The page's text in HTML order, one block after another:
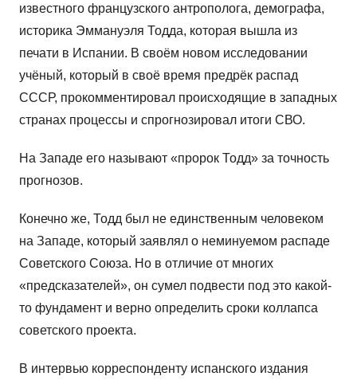
известного французского антрополога, демографа,
историка Эммануэля Тодда, которая вышла из
печати в Испании. В своём новом исследовании
учёный, который в своё время предрёк распад
СССР, прокомментировал происходящие в западных
странах процессы и спрогнозировал итоги СВО.
На Западе его называют «пророк Тодд» за точность
прогнозов.
Конечно же, Тодд был не единственным человеком
на Западе, который заявлял о неминуемом распаде
Советского Союза. Но в отличие от многих
«предсказателей», он сумел подвести под это какой-
то фундамент и верно определить сроки коллапса
советского проекта.
В интервью корреспонденту испанского издания